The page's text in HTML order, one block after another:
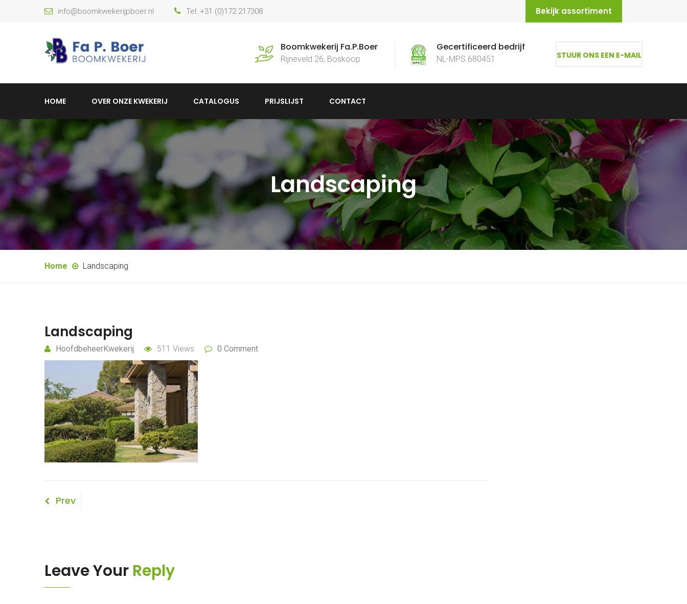
info@boomkwekerijpboer.nl Tel: +31 (0)172 217308 Bekijk assortiment
Boomkwekerij Fa.P.Boer
Rijneveld 26, Boskoop
Gecertificeerd bedrijf
NL-MPS 680451 STUUR ONS EEN E-MAIL
HOME OVER ONZE KWEKERIJ CATALOGUS PRIJSLIJST CONTACT
Landscaping
Home Landscaping
Landscaping
HoofdbeheerKwekerij 511 Views 0 Comment
Bericht
Previous
Prev
Leave Your Reply